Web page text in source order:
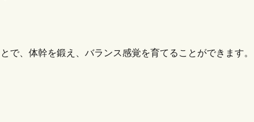
で、体幹を鍛え、バランス感覚を育てることができます。